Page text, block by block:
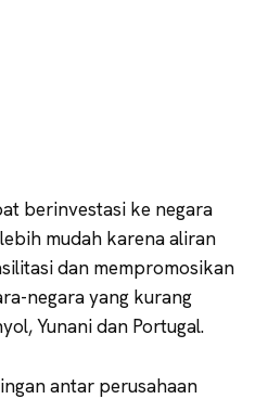
berinvestasi ke negara
mudah karena aliran
dan mempromosikan
negara yang kurang
Yunani dan Portugal.
antar perusahaan